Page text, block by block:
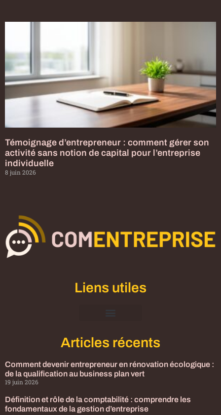
Témoignage d’entrepreneur : comment gérer son
activité sans notion de capital pour l’entreprise
individuelle
8 juin 2026
Liens utiles
Articles récents
Comment devenir entrepreneur en rénovation écologique :
de la qualification au business plan vert
19 juin 2026
Définition et rôle de la comptabilité : comprendre les
fondamentaux de la gestion d’entreprise